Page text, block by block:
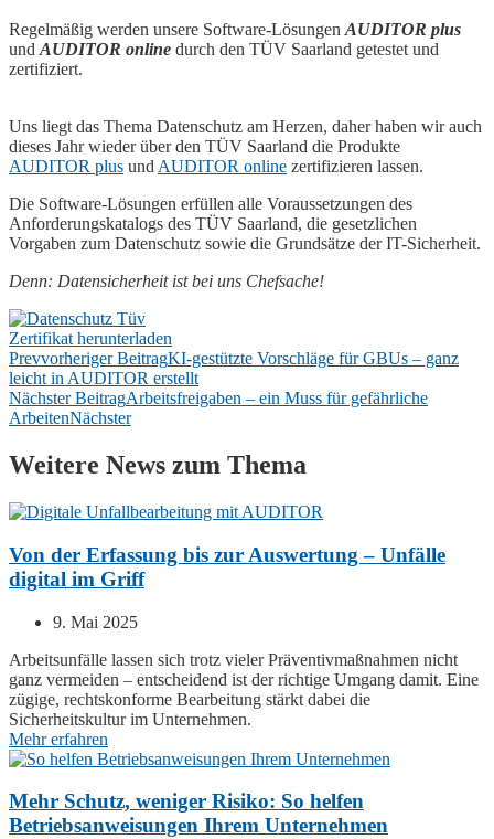
Regelmäßig werden unsere Software-LösungenAUDITOR plus
undAUDITOR online durch den TÜV Saarland getestet und
zertifiziert.
Uns liegt das Thema Datenschutz am Herzen, daher haben wir auch
dieses Jahr wieder über den TÜV Saarland die Produkte
AUDITOR plus undAUDITOR online zertifizieren lassen.
Die Software-Lösungen erfüllen alle Voraussetzungen des
Anforderungskatalogs des TÜV Saarland, die gesetzlichen
Vorgaben zum Datenschutz sowie die Grundsätze der IT-Sicherheit.
Denn: Datensicherheit ist bei uns Chefsache!
Zertifikat herunterladen
Prevvorheriger BeitragKI-gestützte Vorschläge für GBUs – ganz
leicht in AUDITOR erstellt
Nächster BeitragArbeitsfreigaben – ein Muss für gefährliche
ArbeitenNächster
Weitere News zum Thema
Von der Erfassung bis zur Auswertung – Unfälle
digital im Griff
9. Mai 2025
Arbeitsunfälle lassen sich trotz vieler Präventivmaßnahmen nicht
ganz vermeiden – entscheidend ist der richtige Umgang damit. Eine
zügige, rechtskonforme Bearbeitung stärkt dabei die
Sicherheitskultur im Unternehmen.
Mehr erfahren
Mehr Schutz, weniger Risiko: So helfen
Betriebsanweisungen Ihrem Unternehmen